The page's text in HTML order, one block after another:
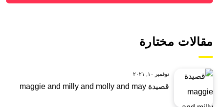
مقالات مختارة
نوفمبر ١٠, ٢٠٢١
قصيدة maggie and milly and molly and may